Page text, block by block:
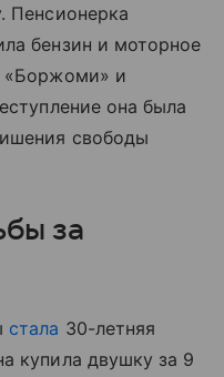
Пенсионерка
бензин и моторное
«Боржоми» и
она была
свободы
за
стала 30-летняя
купила двушку за 9